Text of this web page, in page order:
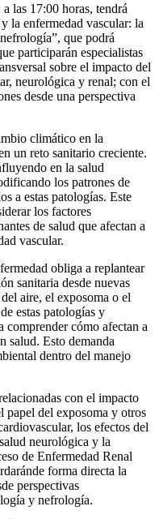
las 17:00 horas, tendrá
la enfermedad vascular: la
que podrá
participarán especialistas
sobre el impacto del
neurológica y renal; con el
desde una perspectiva
climático en la
un reto sanitario creciente.
en la salud
los patrones de
a estas patologías. Este
los factores
de salud que afectan a
vascular.
obliga a replantear
sanitaria desde nuevas
aire, el exposoma o el
estas patologías y
comprender cómo afectan a
salud. Esto demanda
dentro del manejo
con el impacto
papel del exposoma y otros
los efectos del
neurológica y la
de Enfermedad Renal
forma directa la
perspectivas
y nefrología.